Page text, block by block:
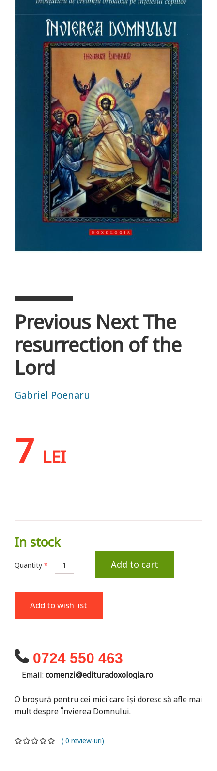
Previous Next The
resurrection of the
Lord
Gabriel Poenaru
7 LEI
In stock
Quantity * Add to cart
Add to wish list
0724 550 463
Email: comenzi@edituradoxologia.ro
O broșură pentru cei mici care își doresc să afle mai
mult despre Învierea Domnului.
( 0 review-uri)